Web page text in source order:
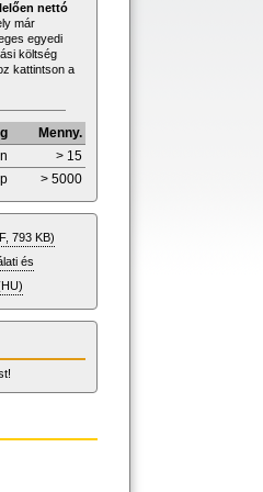
nettó
már
egyedi
költség
kattintson a
Menny.
> 15
> 5000
793 KB)
és